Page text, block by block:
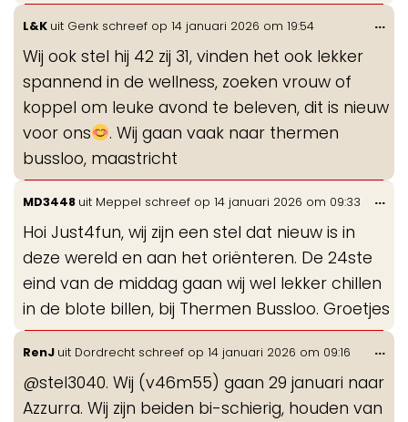
L&K uit Genk schreef op 14 januari 2026 om 19:54
Wij ook stel hij 42 zij 31, vinden het ook lekker
spannend in de wellness, zoeken vrouw of
koppel om leuke avond te beleven, dit is nieuw
voor ons
. Wij gaan vaak naar thermen
bussloo, maastricht
...
MD3448 uit Meppel schreef op 14 januari 2026 om 09:33
Hoi Just4fun, wij zijn een stel dat nieuw is in
deze wereld en aan het oriënteren. De 24ste
eind van de middag gaan wij wel lekker chillen
in de blote billen, bij Thermen Bussloo. Groetjes
...
RenJ uit Dordrecht schreef op 14 januari 2026 om 09:16
@stel3040. Wij (v46m55) gaan 29 januari naar
Azzurra. Wij zijn beiden bi-schierig, houden van
...